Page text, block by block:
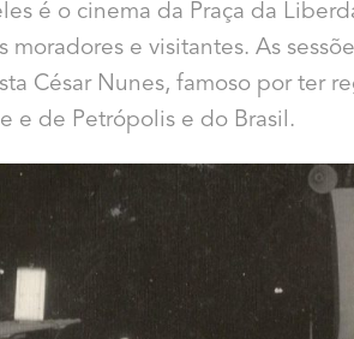
é o cinema da Praça da
moradores e visitantes. As
César Nunes, famoso por ter
e de Petrópolis e do Brasil.